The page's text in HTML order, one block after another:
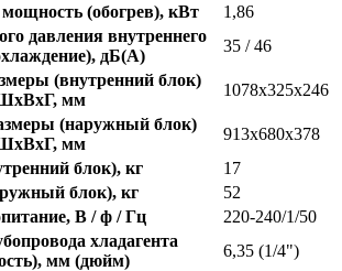
(обогрев), кВт
1,86
давления внутреннего
дБ(A)
35 / 46
(внутренний блок)
мм
1078х325х246
(наружный блок)
мм
913х680х378
блок), кг
17
блок), кг
52
В / ф / Гц
220-240/1/50
хладагента
мм (дюйм)
6,35 (1/4")